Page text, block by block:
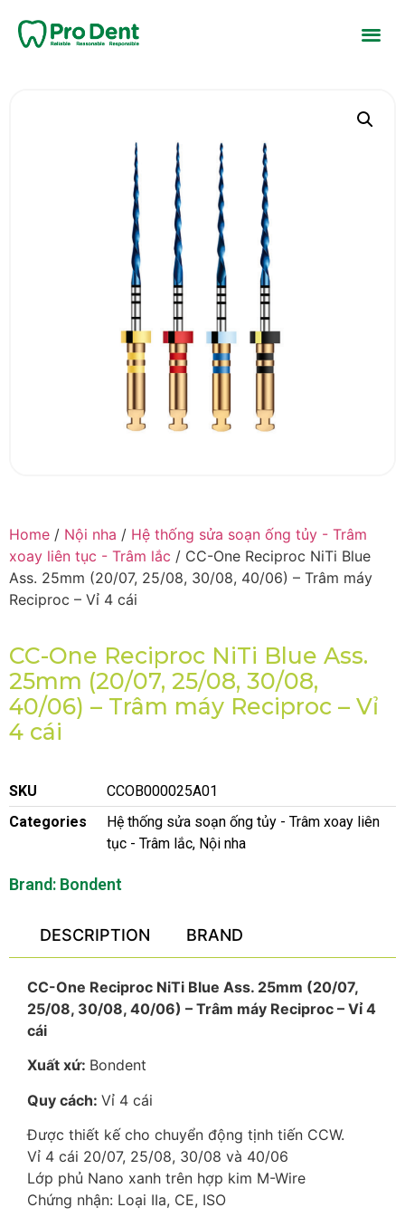
Home / Nội nha / Hệ thống sửa soạn ống tủy - Trâm
xoay liên tục - Trâm lắc / CC-One Reciproc NiTi Blue
Ass. 25mm (20/07, 25/08, 30/08, 40/06) – Trâm máy
Reciproc – Vỉ 4 cái
CC-One Reciproc NiTi Blue Ass.
25mm (20/07, 25/08, 30/08,
40/06) – Trâm máy Reciproc – Vỉ
4 cái
SKU
CCOB000025A01
Categories
Hệ thống sửa soạn ống tủy - Trâm xoay liên
tục - Trâm lắc, Nội nha
Brand: Bondent
DESCRIPTION BRAND
CC-One Reciproc NiTi Blue Ass. 25mm (20/07,
25/08, 30/08, 40/06) – Trâm máy Reciproc – Vỉ 4
cái
Xuất xứ: Bondent
Quy cách: Vỉ 4 cái
Được thiết kế cho chuyển động tịnh tiến CCW.
Vỉ 4 cái 20/07, 25/08, 30/08 và 40/06
Lớp phủ Nano xanh trên hợp kim M-Wire
Chứng nhận: Loại IIa, CE, ISO